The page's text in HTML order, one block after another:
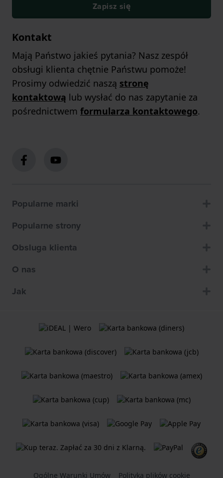
Zapisz się
Kontakt
Mają Państwo jakieś pytania? Nasz zespół
obsługi klienta chętnie Państwu pomoże!
Prosimy odwiedzić naszą stronę
kontaktową lub wysłać do nas zapytanie za
pośrednictwem formularza kontaktowego.
Popularne marki
Popularne strony
Obsluga klienta
O nas
Jak
Ogólne Warunki Umów Polityka plików cookie